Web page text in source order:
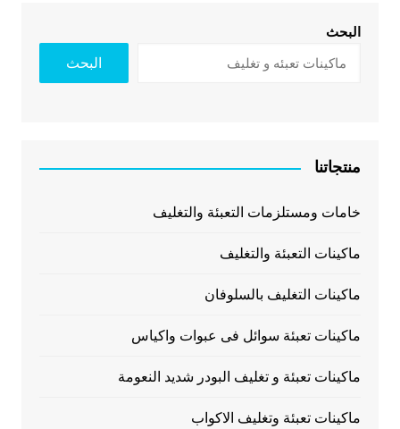
البحث
البحث
منتجاتنا
خامات ومستلزمات التعبئة والتغليف
ماكينات التعبئة والتغليف
ماكينات التغليف بالسلوفان
ماكينات تعبئة سوائل فى عبوات واكياس
ماكينات تعبئة و تغليف البودر شديد النعومة
ماكينات تعبئة وتغليف الاكواب